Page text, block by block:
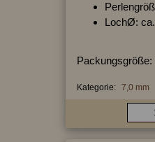
LochØ:
Packungsgröße:
Kategorie: 7,0 mm